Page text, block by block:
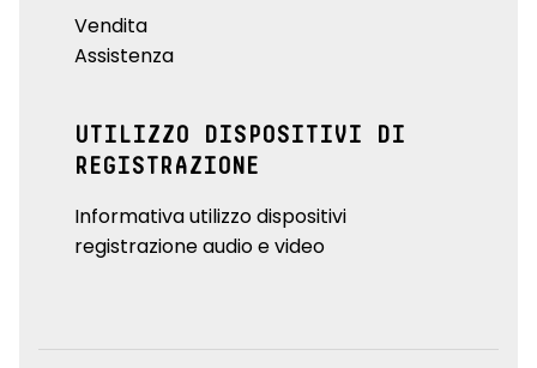
Vendita
Assistenza
UTILIZZO DISPOSITIVI DI
REGISTRAZIONE
Informativa utilizzo dispositivi
registrazione audio e video